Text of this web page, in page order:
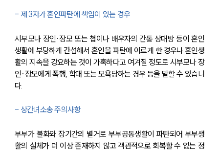
- 제 3자가 혼인파탄에 책임이 있는 경우
시부모나 장인·장모 또는 첩이나 배우자의 간통 상대방 등이 혼인
생활에 부당하게 간섭해서 혼인을 파탄에 이르게 한 경우나 혼인생
활의 지속을 강요하는 것이 가혹하다고 여겨질 정도로 시부모나 장
인·장모에게 폭행, 학대 또는 모욕당하는 경우 등을 말할 수 있습니
다.
- 상간녀소송 주의사항
부부가 불화와 장기간의 별거로 부부공동생활이 파탄되어 부부생
활의 실체가 더 이상 존재하지 않고 객관적으로 회복할 수 없는 정